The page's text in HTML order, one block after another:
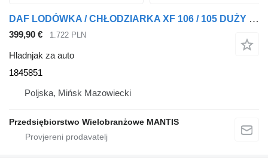
DAF LODÓWKA / CHŁODZIARKA XF 106 / 105 DUŻY WYBÓR EURO 5 EURO 6 1845851 hladnjak za auto za DAF XF 105 tegljača
399,90 € 1.722 PLN
Hladnjak za auto
1845851
Poljska, Mińsk Mazowiecki
Przedsiębiorstwo Wielobranżowe MANTIS